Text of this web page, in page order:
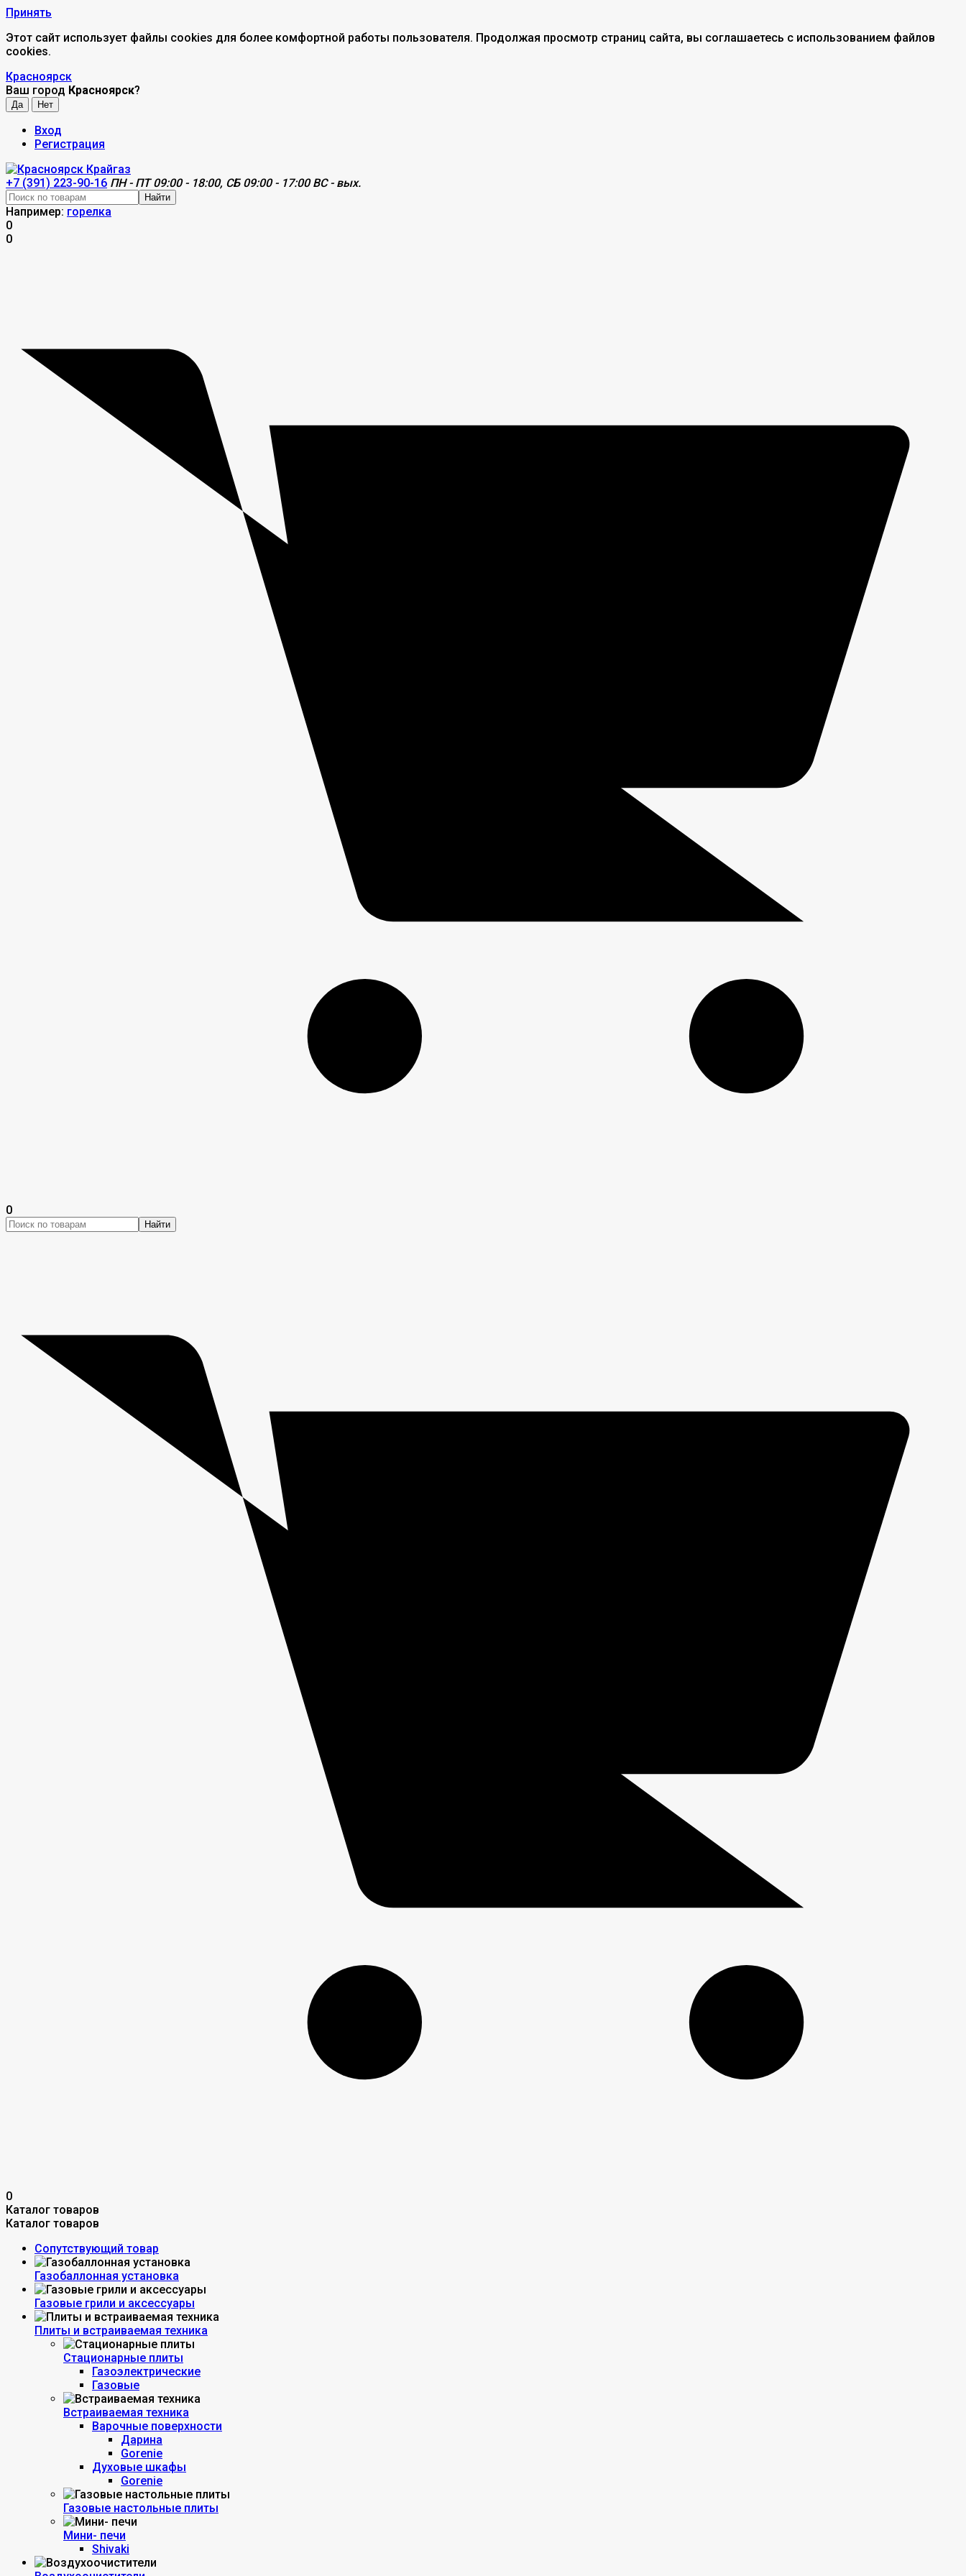
Принять
Этот сайт использует файлы cookies для более комфортной работы пользователя. Продолжая просмотр страниц сайта, вы соглашаетесь с использованием файлов
cookies.
Красноярск
Ваш город Красноярск?
Вход
Регистрация
+7 (391) 223-90-16 ПН - ПТ 09:00 - 18:00, СБ 09:00 - 17:00 ВС - вых.
Найти
Например: горелка
0
0
0
Найти
0
Каталог товаров
Каталог товаров
Сопутствующий товар
Газобаллонная установка
Газовые грили и аксессуары
Плиты и встраиваемая техника
Стационарные плиты
Газоэлектрические
Газовые
Встраиваемая техника
Варочные поверхности
Дарина
Gorenie
Духовые шкафы
Gorenie
Газовые настольные плиты
Мини- печи
Shivaki